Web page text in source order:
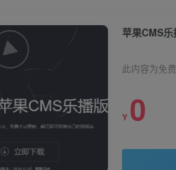
此内容为免
Y 0